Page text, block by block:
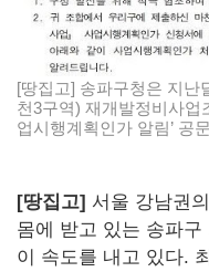
[땅집고] 송파구청은 지난
천3구역) 재개발정비사업
업시행계획인가 알림’ 공
[땅집고] 서울 강남권
몸에 받고 있는 송파구
이 속도를 내고 있다.